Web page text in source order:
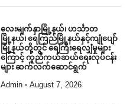
လေးမျက်နှာမြို့နယ်၊ ဟင်္သာတ
မြို့နယ်၊ ရေကြည်မြို့နယ်နှင့်ကျုံပျော်
မြို့နယ်တို့တွင် ရေကြီးရေလျှံမှုများ
ကြောင့် ကူညီကယ်ဆယ်ရေးလုပ်ငန်း
များ ဆက်လက်ဆောင်ရွက်
Admin August 7, 2026